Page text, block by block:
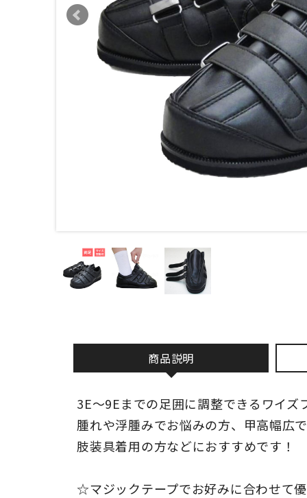
商品説明
3E～9Eまでの足囲に調整できるワイズ
腫れや浮腫みでお悩みの方、甲高幅広
肢装具着用の方などにおすすめです！
☆マジックテープでお好みに合わせて